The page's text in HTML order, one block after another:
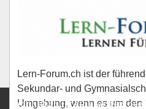
Lern-Forum.ch ist der
Sekundar- und
Umgebung, wenn es um
nachhilf.ch ist eine